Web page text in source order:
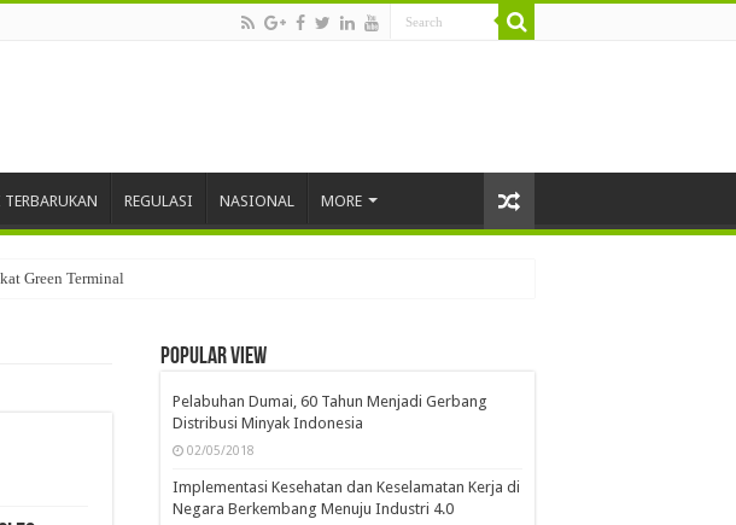
TERBARUKAN REGULASI NASIONAL MORE
Green Terminal
Popular view
Pelabuhan Dumai, 60 Tahun Menjadi Gerbang
Distribusi Minyak Indonesia
02/05/2018
Implementasi Kesehatan dan Keselamatan Kerja di
Negara Berkembang Menuju Industri 4.0